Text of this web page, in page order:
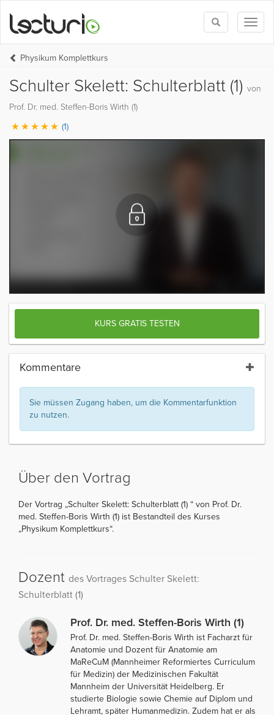
Toggle
search
Physikum Komplettkurs
Schulter Skelett: Schulterblatt (1) von
Prof. Dr. med. Steffen-Boris Wirth (1)
(1)
KURS GRATIS TESTEN
Kommentare
Sie müssen Zugang haben, um die Kommentarfunktion
zu nutzen.
Über den Vortrag
Der Vortrag „Schulter Skelett: Schulterblatt (1) “ von Prof. Dr.
med. Steffen-Boris Wirth (1) ist Bestandteil des Kurses
„Physikum Komplettkurs“.
Dozent des Vortrages Schulter Skelett:
Schulterblatt (1)
Prof. Dr. med. Steffen-Boris Wirth (1)
Prof. Dr. med. Steffen-Boris Wirth ist Facharzt für
Anatomie und Dozent für Anatomie am
MaReCuM (Mannheimer Reformiertes Curriculum
für Medizin) der Medizinischen Fakultät
Mannheim der Universität Heidelberg. Er
studierte Biologie sowie Chemie auf Diplom und
Lehramt, später Humanmedizin. Zudem hat er als